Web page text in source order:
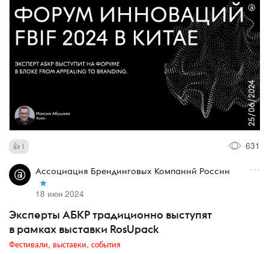
1 631
Ассоциация Брендинговых Компаний России
18 июн 2024
Эксперты АБКР традиционно выступят
в рамках выставки RosUpack
Фестивали, выставки, события